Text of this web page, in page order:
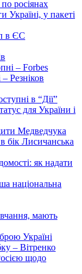
росіянах
у пакеті
в ЄС
– Forbes
Резніков
в “Дії”
для України і
Медведчука
бік Лисичанська
як надати
національна
мають
Україні
– Вітренко
щодо